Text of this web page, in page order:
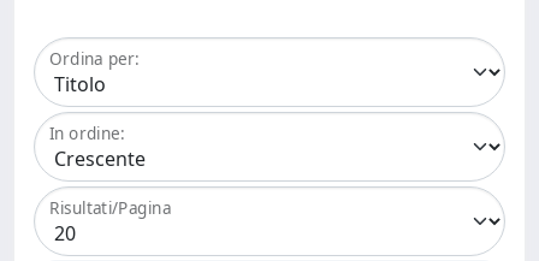
Ordina per:
In ordine:
Risultati/Pagina